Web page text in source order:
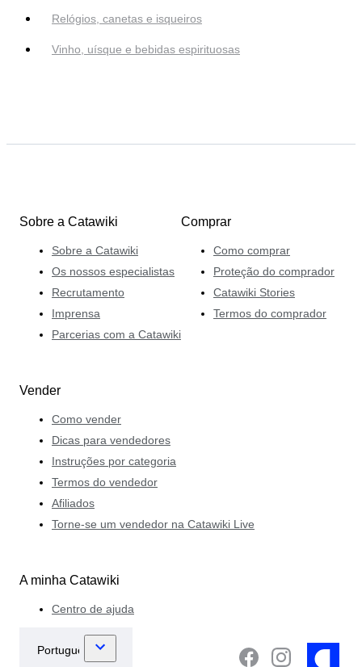
Relógios, canetas e isqueiros
Vinho, uísque e bebidas espirituosas
Sobre a Catawiki
Sobre a Catawiki
Os nossos especialistas
Recrutamento
Imprensa
Parcerias com a Catawiki
Comprar
Como comprar
Proteção do comprador
Catawiki Stories
Termos do comprador
Vender
Como vender
Dicas para vendedores
Instruções por categoria
Termos do vendedor
Afiliados
Torne-se um vendedor na Catawiki Live
A minha Catawiki
Centro de ajuda